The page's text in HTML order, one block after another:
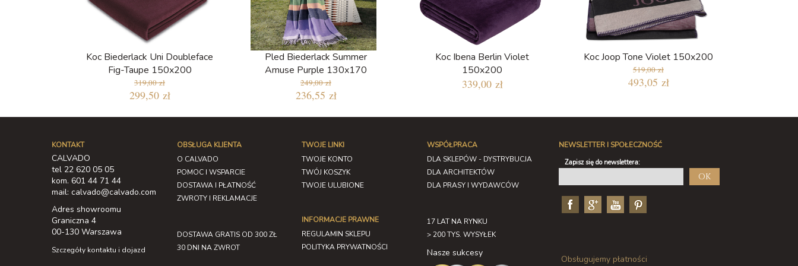
Koc Biederlack Uni Doubleface
Fig-Taupe 150x200
319,00 zł
299,50 zł
Pled Biederlack Summer
Amuse Purple 130x170
249,00 zł
236,55 zł
Koc Ibena Berlin Violet
150x200
339,00 zł
Koc Joop Tone Violet 150x200
519,00 zł
493,05 zł
KONTAKT
CALVADO
tel 22 620 05 05
kom. 601 44 71 44
mail: calvado@calvado.com
Adres showroomu
Graniczna 4
00-130 Warszawa
Szczegóły kontaktu i dojazd
OBSŁUGA KLIENTA
O CALVADO
POMOC I WSPARCIE
DOSTAWA I PŁATNOŚĆ
ZWROTY I REKLAMACJE
DOSTAWA GRATIS OD 300 ZŁ
30 DNI NA ZWROT
TWOJE LINKI
TWOJE KONTO
TWÓJ KOSZYK
TWOJE ULUBIONE
INFORMACJE PRAWNE
REGULAMIN SKLEPU
POLITYKA PRYWATNOŚCI
WSPÓŁPRACA
DLA SKLEPÓW - DYSTRYBUCJA
DLA ARCHITEKTÓW
DLA PRASY I WYDAWCÓW
17 LAT NA RYNKU
> 200 TYS. WYSYŁEK
Nasze sukcesy
NEWSLETTER I SPOŁECZNOŚĆ
Zapisz się do newslettera:
OK
Obsługujemy płatności